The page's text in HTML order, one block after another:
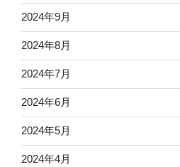
2024年9月
2024年8月
2024年7月
2024年6月
2024年5月
2024年4月